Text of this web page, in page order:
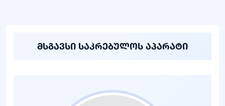
მსგავსი საკრებულოს აპარატი